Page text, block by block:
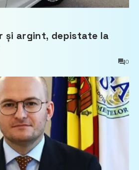
și argint, depistate la
0